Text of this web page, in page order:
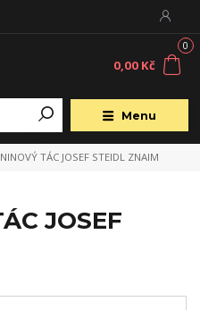
Menu
0
0,00 Kč
TÁC JOSEF STEIDL ZNAIM
JOSEF